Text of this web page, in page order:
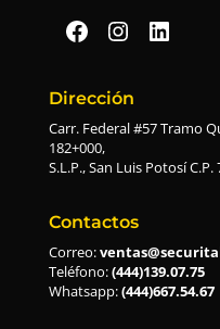
Securital en Facebook
Securital en Instagram
Securital en
Dirección
Carr. Federal #57 Tramo
182+000,
S.L.P., San Luis Potosí C.P.
Contactos
Correo:
Teléfono:(444)139.07.75
Whatsapp:(444)667.54.67